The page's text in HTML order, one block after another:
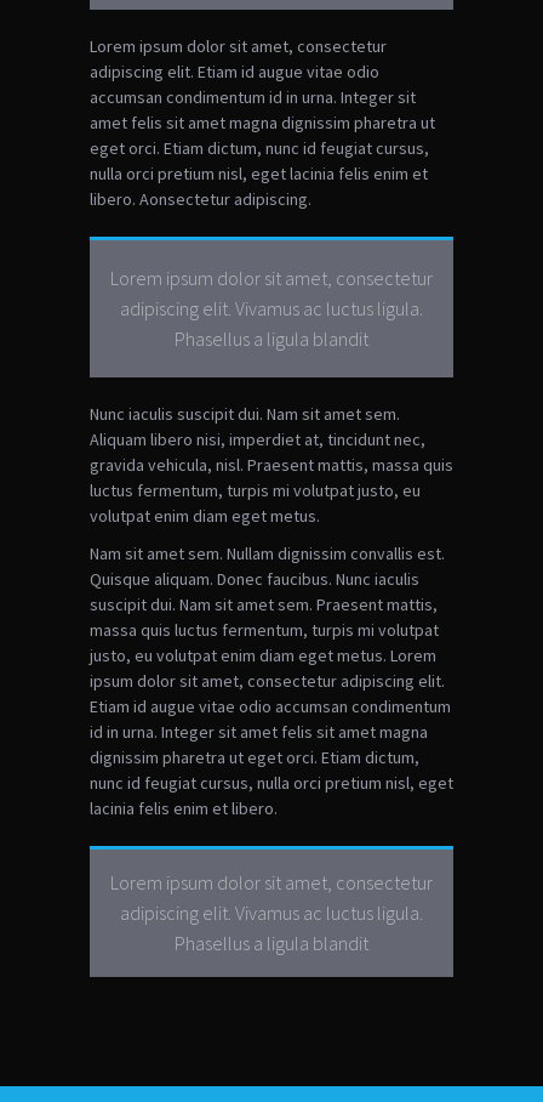
Lorem ipsum dolor sit amet, consectetur
adipiscing elit. Etiam id augue vitae odio
accumsan condimentum id in urna. Integer sit
amet felis sit amet magna dignissim pharetra ut
eget orci. Etiam dictum, nunc id feugiat cursus,
nulla orci pretium nisl, eget lacinia felis enim et
libero.
Lorem ipsum dolor sit amet, consectetur
adipiscing elit. Vivamus ac luctus ligula.
Phasellus a ligula blandit
Aonsectetur adipiscing.
Nunc iaculis suscipit dui. Nam sit amet sem.
Aliquam libero nisi, imperdiet at, tincidunt nec,
gravida vehicula, nisl. Praesent mattis, massa quis
luctus fermentum, turpis mi volutpat justo, eu
volutpat enim diam eget metus.
Nam sit amet sem. Nullam dignissim convallis est.
Quisque aliquam. Donec faucibus. Nunc iaculis
suscipit dui. Nam sit amet sem. Praesent mattis,
massa quis luctus fermentum, turpis mi volutpat
justo, eu volutpat enim diam eget metus. Lorem
ipsum dolor sit amet, consectetur adipiscing elit.
Etiam id augue vitae odio accumsan condimentum
id in urna. Integer sit amet felis sit amet magna
dignissim pharetra ut eget orci. Etiam dictum,
nunc id feugiat cursus, nulla orci pretium nisl, eget
lacinia felis enim et libero.
Lorem ipsum dolor sit amet, consectetur
adipiscing elit. Vivamus ac luctus ligula.
Phasellus a ligula blandit